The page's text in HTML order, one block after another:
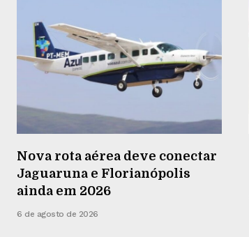
Nova rota aérea deve conectar
Jaguaruna e Florianópolis
ainda em 2026
6 de agosto de 2026